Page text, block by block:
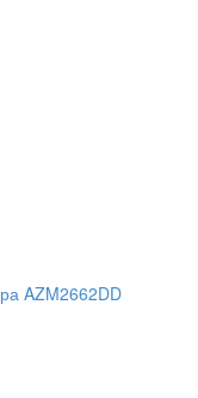
AZM2662DD